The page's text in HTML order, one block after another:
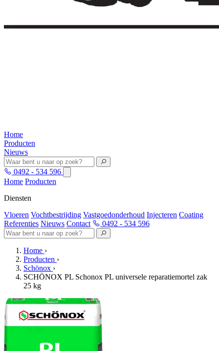
Home
Producten
Nieuws
0492 - 534 596
Home Producten
Diensten
Vloeren Vochtbestrijding Vastgoedonderhoud Injecteren Coating
Referenties Nieuws Contact 0492 - 534 596
Home ›
Producten ›
Schönox ›
SCHÖNOX PL Schonox PL universele reparatiemortel zak
25 kg